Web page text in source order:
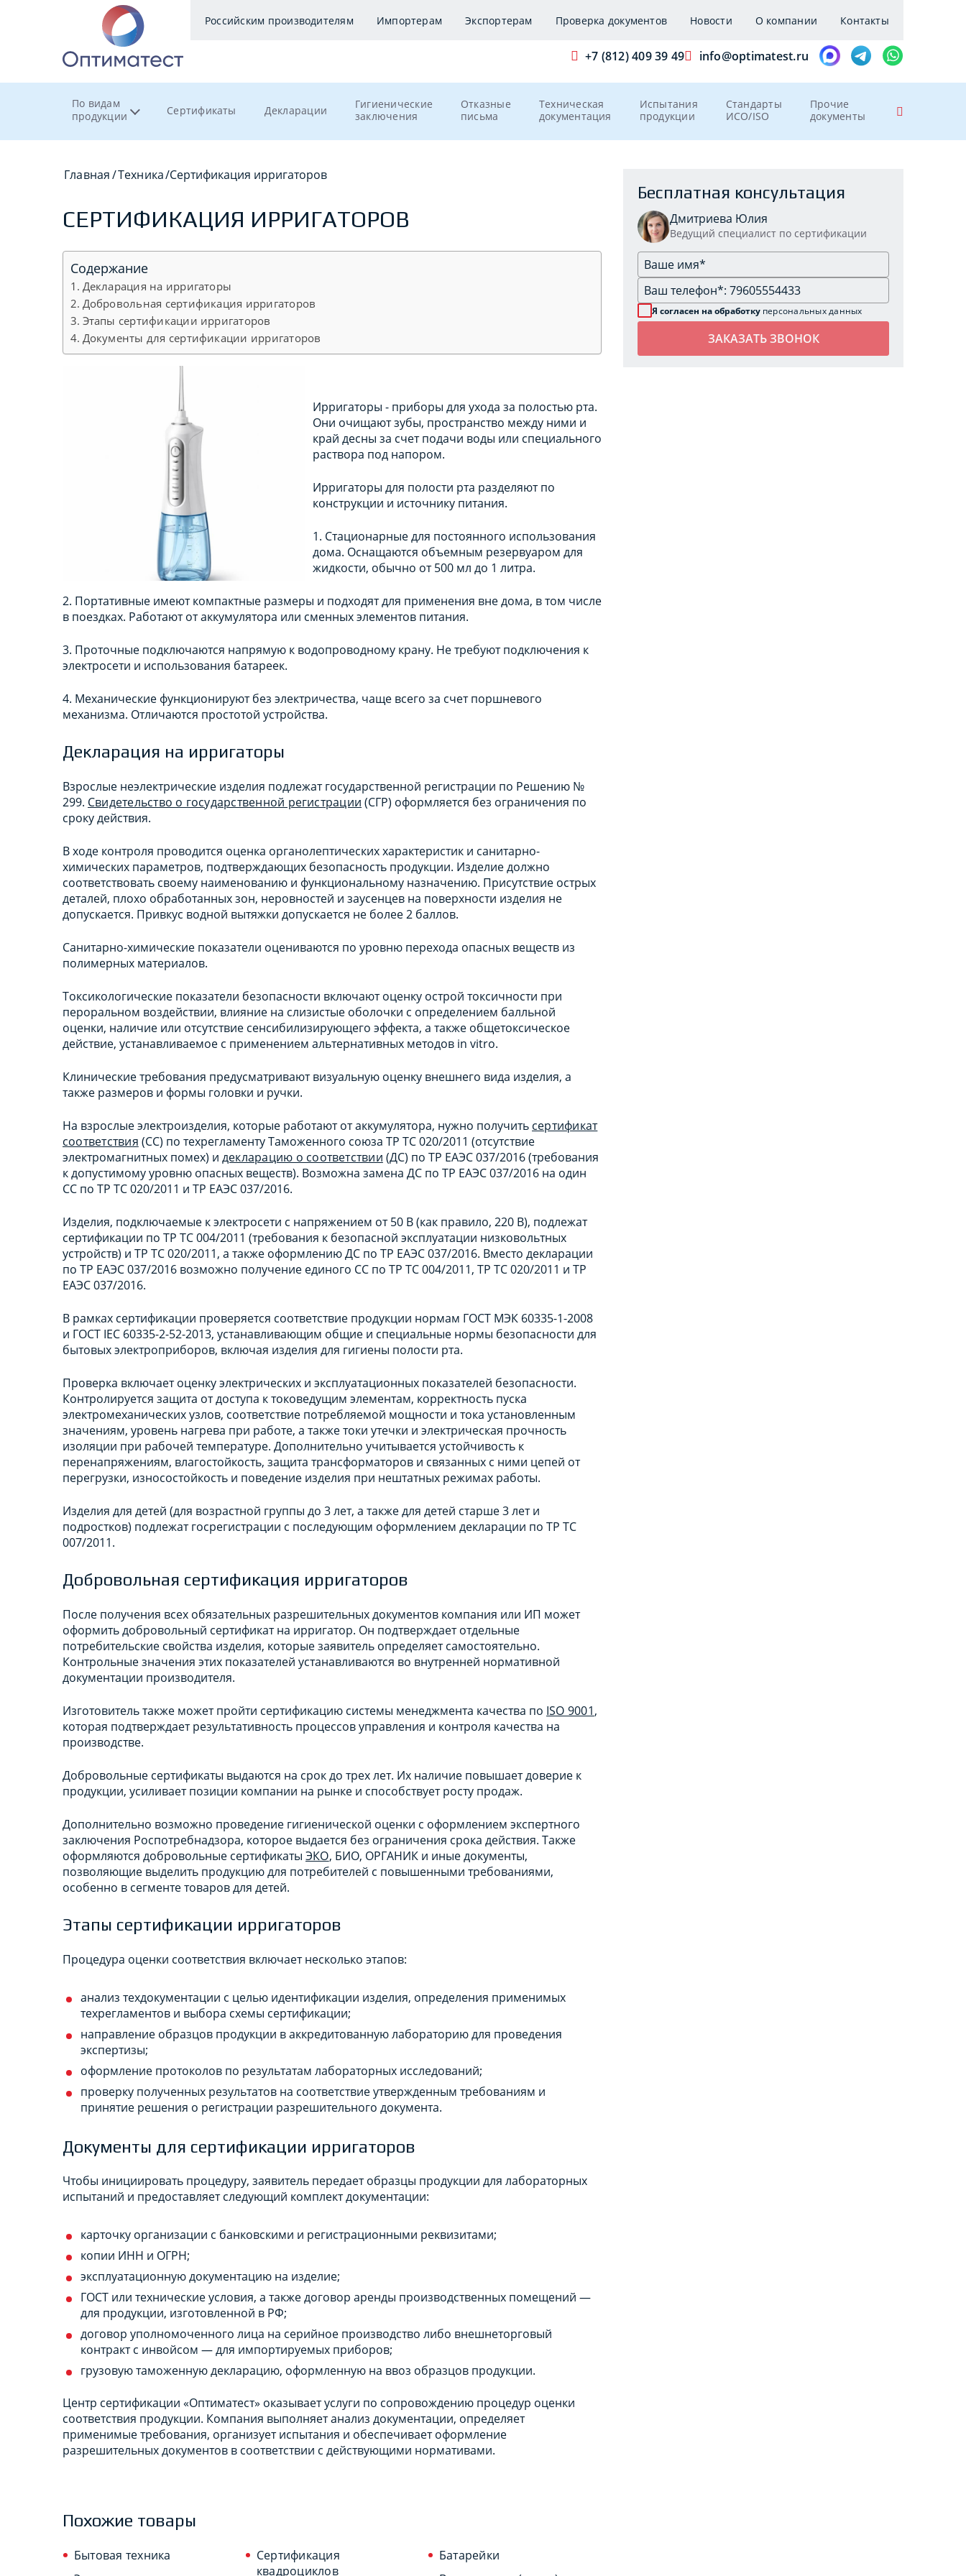
Российским производителям Импортерам Экспортерам Проверка документов Новости О компании Контакты
+7 (812) 409 39 49 info@optimatest.ru
По видам
продукции
Сертификаты Декларации
Гигиенические
заключения
Отказные
письма
Техническая
документация
Испытания
продукции
Стандарты
ИСО/ISO
Прочие
документы
Главная/Техника/Сертификация ирригаторов
СЕРТИФИКАЦИЯ ИРРИГАТОРОВ
Содержание
Декларация на ирригаторы
Добровольная сертификация ирригаторов
Этапы сертификации ирригаторов
Документы для сертификации ирригаторов
Ирригаторы - приборы для ухода за полостью рта.
Они очищают зубы, пространство между ними и
край десны за счет подачи воды или специального
раствора под напором.
Ирригаторы для полости рта разделяют по
конструкции и источнику питания.
1. Стационарные для постоянного использования
дома. Оснащаются объемным резервуаром для
жидкости, обычно от 500 мл до 1 литра.
2. Портативные имеют компактные размеры и подходят для применения вне дома, в том числе
в поездках. Работают от аккумулятора или сменных элементов питания.
3. Проточные подключаются напрямую к водопроводному крану. Не требуют подключения к
электросети и использования батареек.
4. Механические функционируют без электричества, чаще всего за счет поршневого
механизма. Отличаются простотой устройства.
Декларация на ирригаторы
Взрослые неэлектрические изделия подлежат государственной регистрации по Решению №
299. Свидетельство о государственной регистрации (СГР) оформляется без ограничения по
сроку действия.
В ходе контроля проводится оценка органолептических характеристик и санитарно-
химических параметров, подтверждающих безопасность продукции. Изделие должно
соответствовать своему наименованию и функциональному назначению. Присутствие острых
деталей, плохо обработанных зон, неровностей и заусенцев на поверхности изделия не
допускается. Привкус водной вытяжки допускается не более 2 баллов.
Санитарно-химические показатели оцениваются по уровню перехода опасных веществ из
полимерных материалов.
Токсикологические показатели безопасности включают оценку острой токсичности при
пероральном воздействии, влияние на слизистые оболочки с определением балльной
оценки, наличие или отсутствие сенсибилизирующего эффекта, а также общетоксическое
действие, устанавливаемое с применением альтернативных методов in vitro.
Клинические требования предусматривают визуальную оценку внешнего вида изделия, а
также размеров и формы головки и ручки.
На взрослые электроизделия, которые работают от аккумулятора, нужно получить сертификат
соответствия (СС) по техрегламенту Таможенного союза ТР ТС 020/2011 (отсутствие
электромагнитных помех) и декларацию о соответствии (ДС) по ТР ЕАЭС 037/2016 (требования
к допустимому уровню опасных веществ). Возможна замена ДС по ТР ЕАЭС 037/2016 на один
СС по ТР ТС 020/2011 и ТР ЕАЭС 037/2016.
Изделия, подключаемые к электросети с напряжением от 50 В (как правило, 220 В), подлежат
сертификации по ТР ТС 004/2011 (требования к безопасной эксплуатации низковольтных
устройств) и ТР ТС 020/2011, а также оформлению ДС по ТР ЕАЭС 037/2016. Вместо декларации
по ТР ЕАЭС 037/2016 возможно получение единого СС по ТР ТС 004/2011, ТР ТС 020/2011 и ТР
ЕАЭС 037/2016.
В рамках сертификации проверяется соответствие продукции нормам ГОСТ МЭК 60335-1-2008
и ГОСТ IEC 60335-2-52-2013, устанавливающим общие и специальные нормы безопасности для
бытовых электроприборов, включая изделия для гигиены полости рта.
Проверка включает оценку электрических и эксплуатационных показателей безопасности.
Контролируется защита от доступа к токоведущим элементам, корректность пуска
электромеханических узлов, соответствие потребляемой мощности и тока установленным
значениям, уровень нагрева при работе, а также токи утечки и электрическая прочность
изоляции при рабочей температуре. Дополнительно учитывается устойчивость к
перенапряжениям, влагостойкость, защита трансформаторов и связанных с ними цепей от
перегрузки, износостойкость и поведение изделия при нештатных режимах работы.
Изделия для детей (для возрастной группы до 3 лет, а также для детей старше 3 лет и
подростков) подлежат госрегистрации с последующим оформлением декларации по ТР ТС
007/2011.
Добровольная сертификация ирригаторов
После получения всех обязательных разрешительных документов компания или ИП может
оформить добровольный сертификат на ирригатор. Он подтверждает отдельные
потребительские свойства изделия, которые заявитель определяет самостоятельно.
Контрольные значения этих показателей устанавливаются во внутренней нормативной
документации производителя.
Изготовитель также может пройти сертификацию системы менеджмента качества по ISO 9001,
которая подтверждает результативность процессов управления и контроля качества на
производстве.
Добровольные сертификаты выдаются на срок до трех лет. Их наличие повышает доверие к
продукции, усиливает позиции компании на рынке и способствует росту продаж.
Дополнительно возможно проведение гигиенической оценки с оформлением экспертного
заключения Роспотребнадзора, которое выдается без ограничения срока действия. Также
оформляются добровольные сертификаты ЭКО, БИО, ОРГАНИК и иные документы,
позволяющие выделить продукцию для потребителей с повышенными требованиями,
особенно в сегменте товаров для детей.
Этапы сертификации ирригаторов
Процедура оценки соответствия включает несколько этапов:
анализ техдокументации с целью идентификации изделия, определения применимых
техрегламентов и выбора схемы сертификации;
направление образцов продукции в аккредитованную лабораторию для проведения
экспертизы;
оформление протоколов по результатам лабораторных исследований;
проверку полученных результатов на соответствие утвержденным требованиям и
принятие решения о регистрации разрешительного документа.
Документы для сертификации ирригаторов
Чтобы инициировать процедуру, заявитель передает образцы продукции для лабораторных
испытаний и предоставляет следующий комплект документации:
карточку организации с банковскими и регистрационными реквизитами;
копии ИНН и ОГРН;
эксплуатационную документацию на изделие;
ГОСТ или технические условия, а также договор аренды производственных помещений —
для продукции, изготовленной в РФ;
договор уполномоченного лица на серийное производство либо внешнеторговый
контракт с инвойсом — для импортируемых приборов;
грузовую таможенную декларацию, оформленную на ввоз образцов продукции.
Центр сертификации «Оптиматест» оказывает услуги по сопровождению процедур оценки
соответствия продукции. Компания выполняет анализ документации, определяет
применимые требования, организует испытания и обеспечивает оформление
разрешительных документов в соответствии с действующими нормативами.
Похожие товары
Бытовая техника
Сертификация
квадроциклов
Батарейки
Бесплатная консультация
Дмитриева Юлия
Ведущий специалист по сертификации
Я согласен на обработку персональных данных